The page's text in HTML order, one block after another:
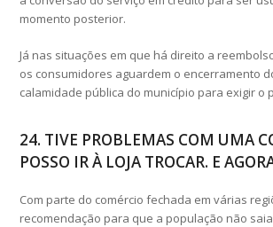
momento posterior.
Já nas situações em que há direito a
os consumidores aguardem o encerramento
calamidade pública do município para exigir o
24. TIVE PROBLEMAS COM UMA
POSSO IR À LOJA TROCAR. E
Com parte do comércio fechada em várias
recomendação para que a população não